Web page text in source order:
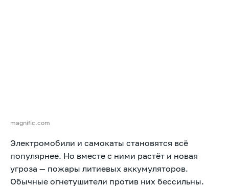
magnific.com
Электромобили и самокаты становятся всё
популярнее. Но вместе с ними растёт и новая
угроза — пожары литиевых аккумуляторов.
Обычные огнетушители против них бессильны.